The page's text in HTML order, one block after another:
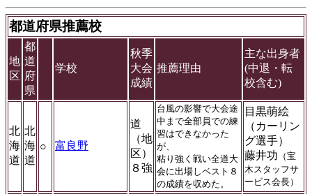
都道府県推薦校
地
区
都
道
府
県
学校
秋季
大会
成績
推薦理由
主な出身者
(中退・転
校含む)
北
海
道
北
海
道
○ 富良野
道
（地
区）
８強
台風の影響で大会途
中まで全部員での練
習はできなかった
が、
粘り強く戦い全道大
会に出場しベスト８
の成績を収めた。
目黒萌絵
（カーリン
グ選手）
藤井功 （宝
木スタッフサ
ービス会長）